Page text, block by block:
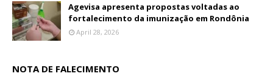
Agevisa apresenta propostas voltadas ao
fortalecimento da imunização em Rondônia
April 28, 2026
NOTA DE FALECIMENTO